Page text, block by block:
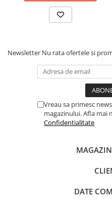
Accesorii Pick-up si Vinyl
Case-uri DJ
CD Playere DJ
Controllere MIDI - USB DAW
Genti pentru DJ
Samplere si controllere
Cabluri adaptoare, cabluri Y
Newsletter Nu rata ofertele si
Vreau sa primesc
magazinului. Afla mai
Confidentialitate
DATE